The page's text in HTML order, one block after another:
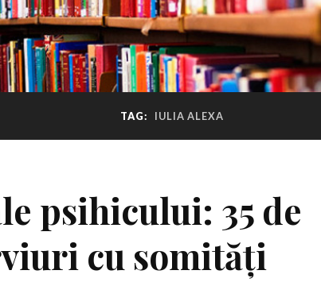
TAG: IULIA ALEXA
psihicului: 35 de
cu somități